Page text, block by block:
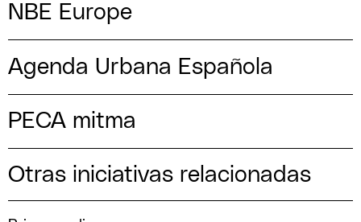
NBE Europe
Agenda Urbana Española
PECA mitma
Otras iniciativas relacionadas